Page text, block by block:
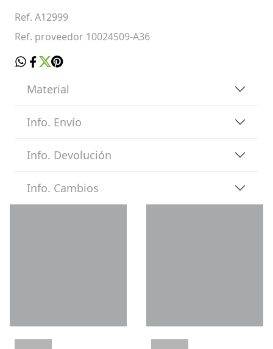
Ref. A12999
Ref. proveedor 10024509-A36
Material
Info. Envío
Info. Devolución
Info. Cambios